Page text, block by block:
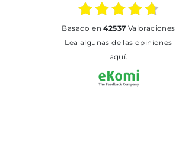
basado en42537 Valoraciones
Lea algunas de las opiniones
aquí.